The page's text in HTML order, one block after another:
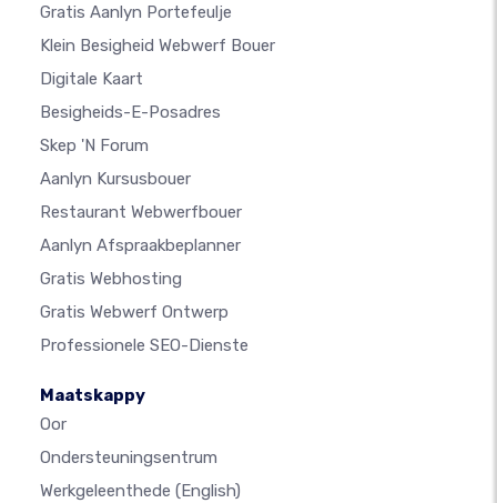
Gratis Aanlyn Portefeulje
Klein Besigheid Webwerf Bouer
Digitale Kaart
Besigheids-E-Posadres
Skep 'n Forum
Aanlyn Kursusbouer
Restaurant Webwerfbouer
Aanlyn Afspraakbeplanner
Gratis Webhosting
Gratis Webwerf Ontwerp
Professionele SEO-Dienste
Maatskappy
Oor
Ondersteuningsentrum
Werkgeleenthede (English)